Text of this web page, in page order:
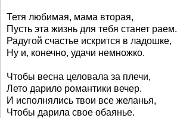
Тетя любимая, мама вторая,
Пусть эта жизнь для тебя станет раем.
Радугой счастье искрится в ладошке,
Ну и, конечно, удачи немножко.
Чтобы весна целовала за плечи,
Лето дарило романтики вечер.
И исполнялись твои все желанья,
Чтобы дарила свое обаянье.